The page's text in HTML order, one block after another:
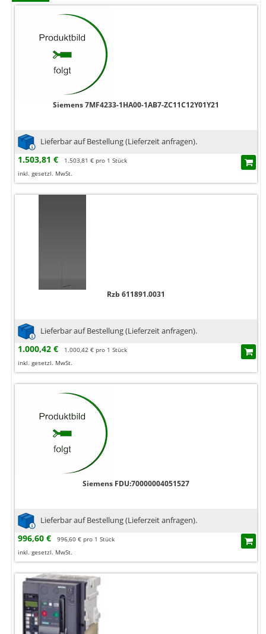
Siemens 7MF4233-1HA00-1AB7-ZC11C12Y01Y21
Lieferbar auf Bestellung (Lieferzeit anfragen).
1.503,81 €
1.503,81 € pro 1 Stück
inkl. gesetzl. MwSt.
Rzb 611891.0031
Lieferbar auf Bestellung (Lieferzeit anfragen).
1.000,42 €
1.000,42 € pro 1 Stück
inkl. gesetzl. MwSt.
Siemens FDU:70000004051527
Lieferbar auf Bestellung (Lieferzeit anfragen).
996,60 €
996,60 € pro 1 Stück
inkl. gesetzl. MwSt.